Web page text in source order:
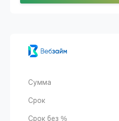
Сумма
Срок
Срок без %